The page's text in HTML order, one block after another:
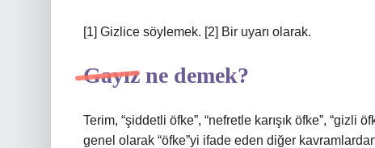
[1] Gizlice söylemek. [2] Bir uyarı olarak.
Gayız ne demek?
Terim, “şiddetli öfke”, “nefretle karışık öfke”, “gizli
genel olarak “öfke”yi ifade eden diğer kavramlardan